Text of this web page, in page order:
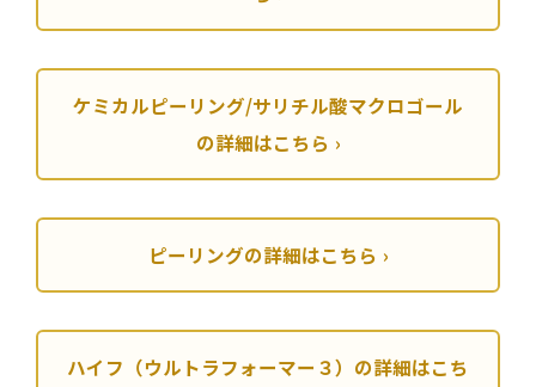
ケミカルピーリング/サリチル酸マクロゴール
の詳細はこちら
ピーリングの詳細はこちら
ハイフ（ウルトラフォーマー３）の詳細はこち